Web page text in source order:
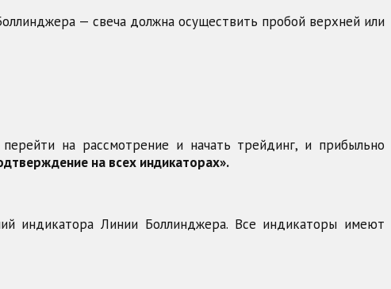
— свеча должна осуществить пробой верхней или
на рассмотрение и начать трейдинг, и прибыльно
на всех индикаторах».
индикатора Линии Боллинджера. Все индикаторы имеют